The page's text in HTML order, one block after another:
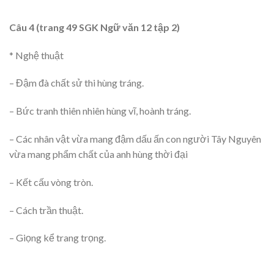
Câu 4 (trang 49 SGK Ngữ văn 12 tập 2)
* Nghệ thuật
– Đậm đà chất sử thi hùng tráng.
– Bức tranh thiên nhiên hùng vĩ, hoành tráng.
– Các nhân vật vừa mang đậm dấu ấn con người Tây Nguyên
vừa mang phẩm chất của anh hùng thời đại
– Kết cấu vòng tròn.
– Cách trần thuật.
– Giọng kể trang trọng.